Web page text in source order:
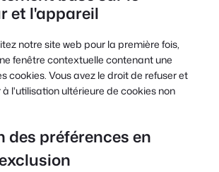
data-
et l'appareil
notre site web pour la première fois,
fenêtre contextuelle contenant une
cookies. Vous avez le droit de refuser et
l'utilisation ultérieure de cookies non
des préférences en